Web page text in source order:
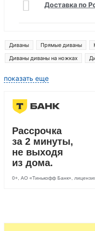
Доставка по
Диваны Прямые диваны
Диваны диваны на ножках
Диваны лига модерн
показать еще
Рассрочка
за 2 минуты,
не выходя
из дома.
0+, АО «Тинькофф Банк»,